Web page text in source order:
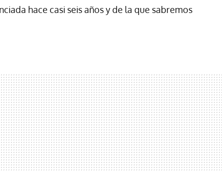
hace casi seis años y de la que sabremos